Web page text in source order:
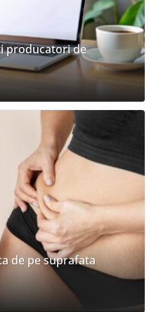
producatori de
de pe suprafata